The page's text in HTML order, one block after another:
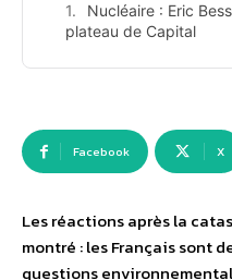
Nucléaire : Eric
plateau de Capital
Facebook X
Les réactions après la
montré : les Français sont
questions